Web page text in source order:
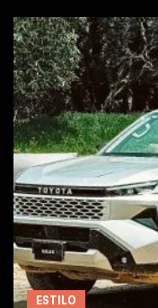
ESTILO